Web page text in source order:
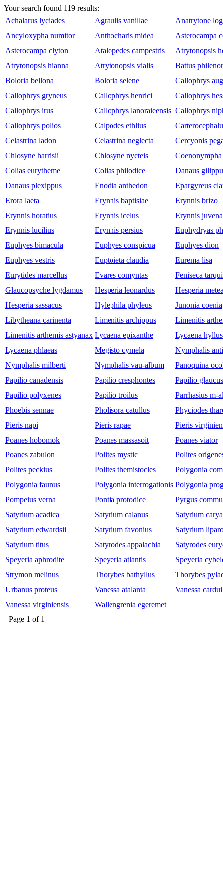
Your search found 119 results:
Achalarus lyciades
Agraulis vanillae
Anatrytone
Ancyloxypha numitor
Anthocharis midea
Asterocampa
Asterocampa clyton
Atalopedes campestris
Atrytonopsis
Atrytonopsis hianna
Atrytonopsis vialis
Battus philenor
Boloria bellona
Boloria selene
Callophrys
Callophrys gryneus
Callophrys henrici
Callophrys
Callophrys irus
Callophrys lanoraieensis Callophrys
Callophrys polios
Calpodes ethlius
Celastrina ladon
Celastrina neglecta
Cercyonis
Chlosyne harrisii
Chlosyne nycteis
Colias eurytheme
Colias philodice
Danaus
Danaus plexippus
Enodia anthedon
Epargyreus
Erora laeta
Erynnis baptisiae
Erynnis brizo
Erynnis horatius
Erynnis icelus
Erynnis
Erynnis lucilius
Erynnis persius
Euphydryas
Euphyes bimacula
Euphyes conspicua
Euphyes dion
Euphyes vestris
Euptoieta claudia
Eurema lisa
Eurytides marcellus
Evares comyntas
Feniseca
Glaucopsyche lygdamus
Hesperia leonardus
Hesperia metea
Hesperia sassacus
Hylephila phyleus
Junonia coenia
Libytheana carinenta
Limenitis archippus
Limenitis
Limenitis arthemis astyanax Lycaena epixanthe
Lycaena hyllus
Lycaena phlaeas
Megisto cymela
Nymphalis
Nymphalis milberti
Nymphalis vau-album
Panoquina
Papilio canadensis
Papilio cresphontes
Papilio glaucus
Papilio polyxenes
Papilio troilus
Parrhasius m-
Phoebis sennae
Pholisora catullus
Phyciodes
Pieris napi
Pieris rapae
Pieris
Poanes hobomok
Poanes massasoit
Poanes viator
Poanes zabulon
Polites mystic
Polites
Polites peckius
Polites themistocles
Polygonia
Polygonia faunus
Polygonia interrogationis Polygonia
Pompeius verna
Pontia protodice
Pyrgus
Satyrium acadica
Satyrium calanus
Satyrium
Satyrium edwardsii
Satyrium favonius
Satyrium
Satyrium titus
Satyrodes appalachia
Satyrodes
Speyeria aphrodite
Speyeria atlantis
Speyeria
Strymon melinus
Thorybes bathyllus
Thorybes
Urbanus proteus
Vanessa atalanta
Vanessa cardui
Vanessa virginiensis
Wallengrenia egeremet
Page 1 of 1